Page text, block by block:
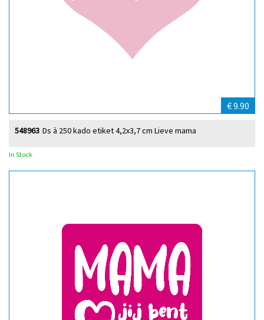
€ 9.90
Ds à 250 kado etiket 4,2x3,7 cm Lieve mama
548963
In Stock